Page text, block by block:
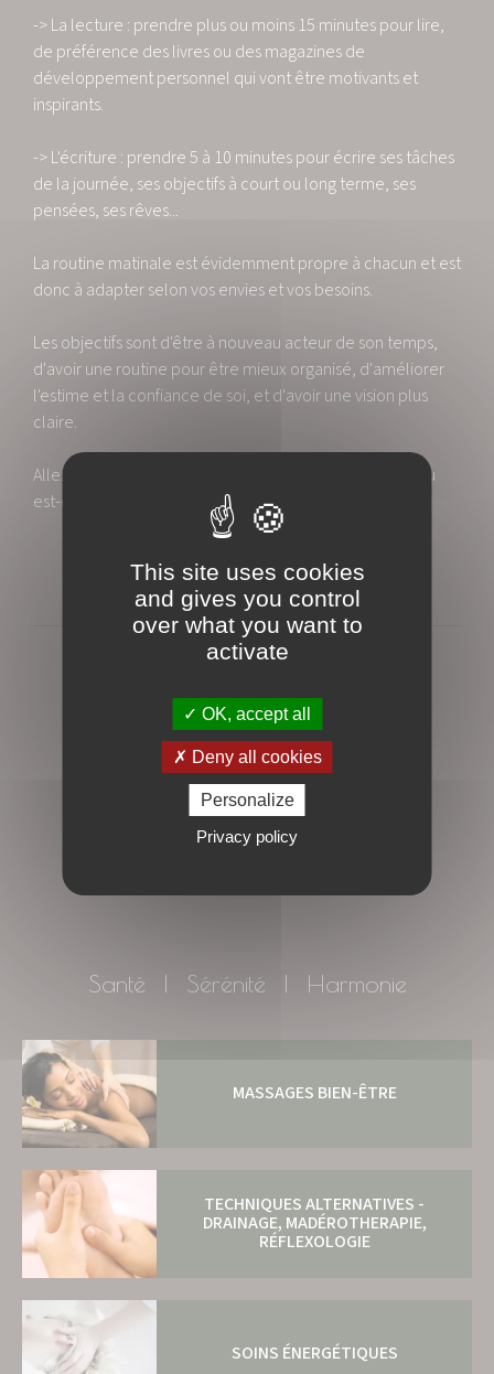
-> La lecture : prendre plus ou moins 15 minutes pour lire,
de préférence des livres ou des magazines de
développement personnel qui vont être motivants et
inspirants.
-> L'écriture : prendre 5 à 10 minutes pour écrire ses tâches
de la journée, ses objectifs à court ou long terme, ses
pensées, ses rêves...
La routine matinale est évidemment propre à chacun et est
donc à adapter selon vos envies et vos besoins.
Les objectifs sont d'être à nouveau acteur de son temps,
d'avoir une routine pour être mieux organisé, d'améliorer
l'estime et la confiance de soi, et d'avoir une vision plus
claire.
Allez-vous essayer d'instaurer votre routine matinale, ou
est-ce déjà le cas ?
Santé | Sérénité | Harmonie
MASSAGES BIEN-ÊTRE
TECHNIQUES ALTERNATIVES -
DRAINAGE, MADÉROTHERAPIE,
RÉFLEXOLOGIE
SOINS ÉNERGÉTIQUES
This site uses cookies
and gives you control
over what you want to
activate
OK, accept all
Deny all cookies
Personalize
Privacy policy